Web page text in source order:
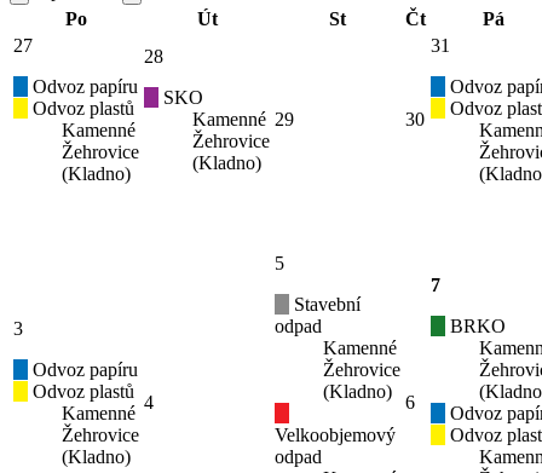
Po
Út St Čt
Pá
27
Odvoz papíru
Odvoz plastů
Kamenné
Žehrovice
(Kladno)
28
SKO
Kamenné
Žehrovice
(Kladno)
29 30
31
Odvoz
Odvoz
3
Odvoz papíru
Odvoz plastů
Kamenné
Žehrovice
(Kladno)
4
5
Stavební
odpad
Kamenné
Žehrovice
(Kladno)
Velkoobjemový
odpad
6
7
BRKO
Odvoz
Odvoz